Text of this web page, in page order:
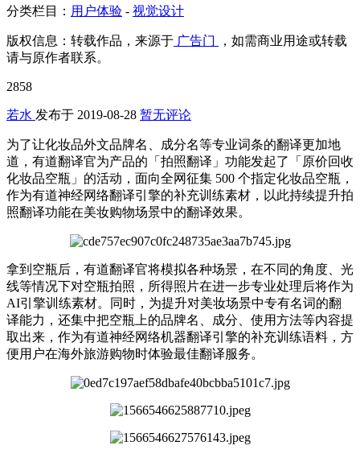
分类栏目： 用户体验 - 视觉设计
版权信息： 转载作品，来源于 广告门
，如需商业用途或转载
请与原作者联系。
2858
若水 发布于 2019-08-28 暂无评论
为了让化妆品外文品牌名、成分名等专业词条的翻译更加地
道，有道翻译官为产品的「拍照翻译」功能发起了「原价回收
化妆品空瓶」的活动，面向全网征集 500 个指定化妆品空瓶，
作为有道神经网络翻译引擎的补充训练素材，以此持续提升拍
照翻译功能在美妆购物场景中的翻译效果。
拿到空瓶后，有道翻译官将模拟各种场景，在不同的角度、光
线等情况下对空瓶拍照，所得照片在进一步专业处理后将作为
AI引擎训练素材。同时，为提升对美妆场景中专有名词的翻
译能力，还集中把空瓶上的品牌名、成分、使用方法等内容提
取出来，作为有道神经网络机器翻译引擎的补充训练语料，方
便用户在海外旅游购物时体验最佳翻译服务。